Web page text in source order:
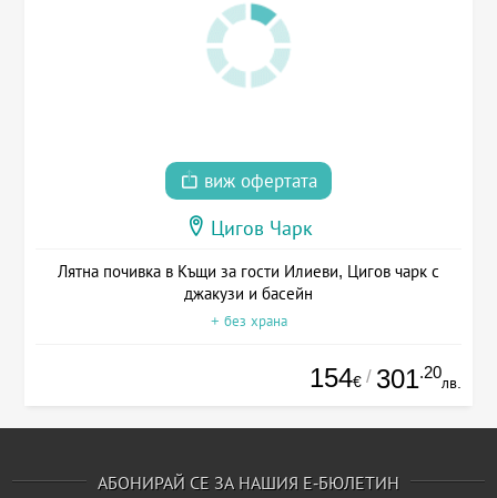
виж офертата
Цигов Чарк
Лятна почивка в Къщи за гости Илиеви, Цигов чарк с
джакузи и басейн
+ без храна
154€ / 301.20
лв.
АБОНИРАЙ СЕ ЗА НАШИЯ Е-БЮЛЕТИН